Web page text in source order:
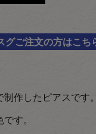
グご注文の方はこ
作したピアスです。
す。